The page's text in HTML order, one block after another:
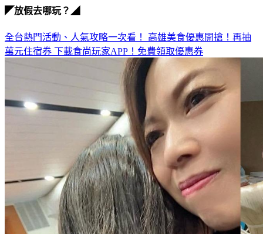
◤放假去哪玩？◢
全台熱門活動、人氣攻略一次看！ 高雄美食優惠開搶！再抽
萬元住宿券 下載食尚玩家APP！免費領取優惠券